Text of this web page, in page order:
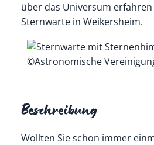
über das Universum
Sternwarte in Weikersheim.
©Astronomische
Beschreibung
Wollten Sie schon immer